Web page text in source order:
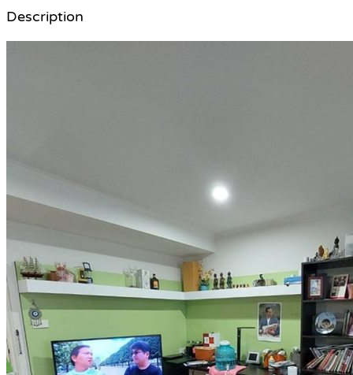
Description